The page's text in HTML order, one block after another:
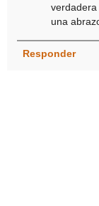
una
Responder